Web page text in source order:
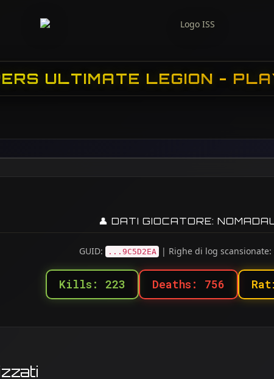
ULTIMATE LEGION -
👤 DATI GIOCATORE:
GUID: ...9C5D2EA | Righe di log scansionate:
Kills: 223 Deaths: 756